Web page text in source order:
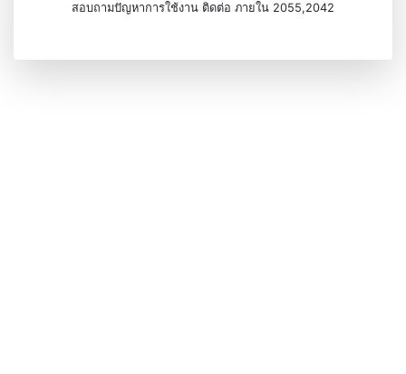
สอบถามปัญหาการใช้งาน ติดต่อ ภายใน 2055,2042